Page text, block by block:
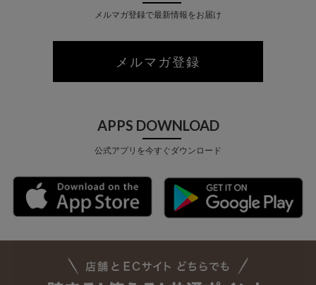
メルマガ登録で最新情報をお届け
メルマガ登録
APPS DOWNLOAD
公式アプリを今すぐダウンロード